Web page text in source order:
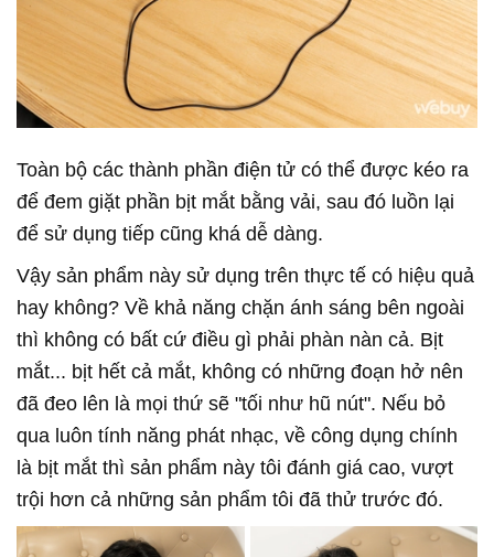
Toàn bộ các thành phần điện tử có thể được kéo ra
để đem giặt phần bịt mắt bằng vải, sau đó luồn lại
để sử dụng tiếp cũng khá dễ dàng.
Vậy sản phẩm này sử dụng trên thực tế có hiệu quả
hay không? Về khả năng chặn ánh sáng bên ngoài
thì không có bất cứ điều gì phải phàn nàn cả. Bịt
mắt... bịt hết cả mắt, không có những đoạn hở nên
đã đeo lên là mọi thứ sẽ "tối như hũ nút". Nếu bỏ
qua luôn tính năng phát nhạc, về công dụng chính
là bịt mắt thì sản phẩm này tôi đánh giá cao, vượt
trội hơn cả những sản phẩm tôi đã thử trước đó.